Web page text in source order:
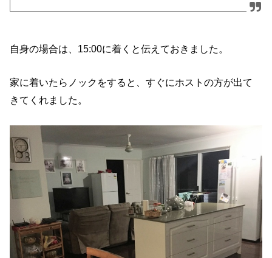
自身の場合は、15:00に着くと伝えておきました 。
家に着いたらノックをすると、すぐにホストの方が出て
きてくれました。